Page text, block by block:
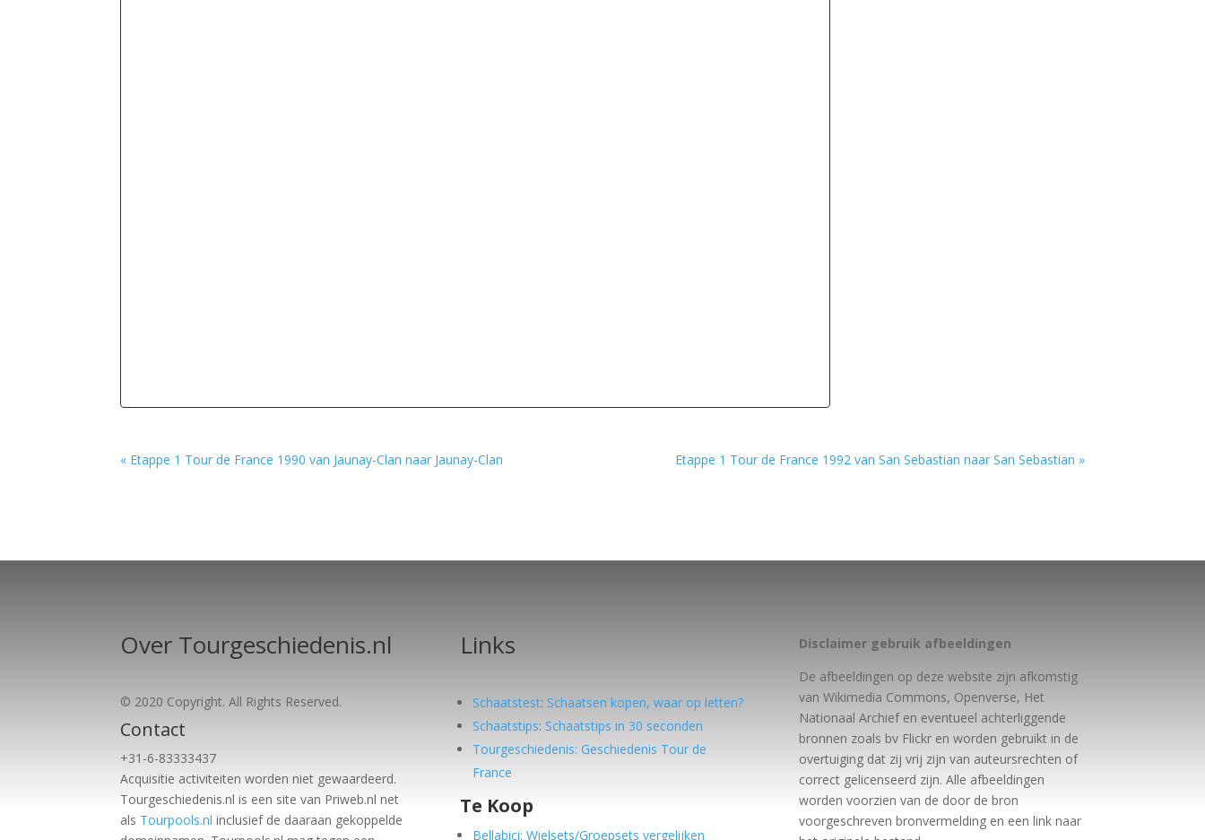
« Etappe 1 Tour de France 1990 van Jaunay-Clan naar Jaunay-Clan Etappe 1 Tour de France 1992 van San Sebastian naar San Sebastian »
Over Tourgeschiedenis.nl
© 2020 Copyright. All Rights Reserved.
Contact
+31-6-83333437
Acquisitie activiteiten worden niet gewaardeerd.
Tourgeschiedenis.nl is een site van Priweb.nl net
als Tourpools.nl inclusief de daaraan gekoppelde
Links
Schaatstest: Schaatsen kopen, waar op letten?
Schaatstips: Schaatstips in 30 seconden
Tourgeschiedenis: Geschiedenis Tour de
France
Te Koop
Bellabici: Wielsets/Groepsets vergelijken
Disclaimer gebruik afbeeldingen
De afbeeldingen op deze website zijn afkomstig
van Wikimedia Commons, Openverse, Het
Nationaal Archief en eventueel achterliggende
bronnen zoals bv Flickr en worden gebruikt in de
overtuiging dat zij vrij zijn van auteursrechten of
correct gelicenseerd zijn. Alle afbeeldingen
worden voorzien van de door de bron
voorgeschreven bronvermelding en een link naar